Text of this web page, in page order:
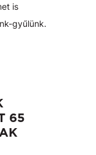
is
gyűlünk.
65